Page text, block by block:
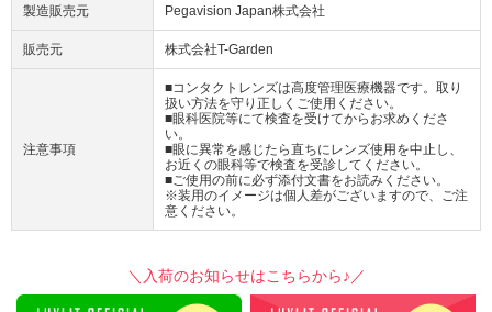
製造販売元 Pegavision Japan株式会社
販売元 株式会社T-Garden
注意事項
■コンタクトレンズは高度管理医療機器です。取り
扱い方法を守り正しくご使用ください。
■眼科医院等にて検査を受けてからお求めくださ
い。
■眼に異常を感じたら直ちにレンズ使用を中止し、
お近くの眼科等で検査を受診してください。
■ご使用の前に必ず添付文書をお読みください。
※装用のイメージは個人差がございますので、ご注
意ください。
＼入荷のお知らせはこちらから♪／